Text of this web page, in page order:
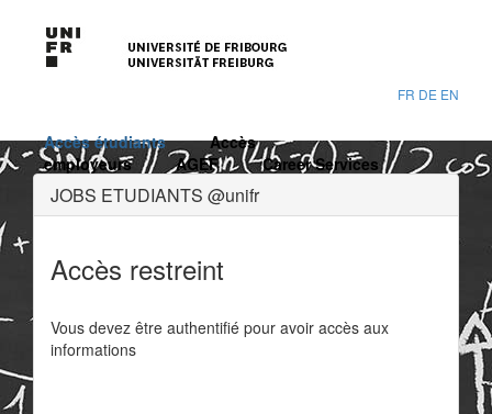
FR DE EN
Accès étudiants
Accès
employeurs
AGEF Career Services
JOBS ETUDIANTS @unifr
Accès restreint
Vous devez être authentifié pour avoir accès aux
informations